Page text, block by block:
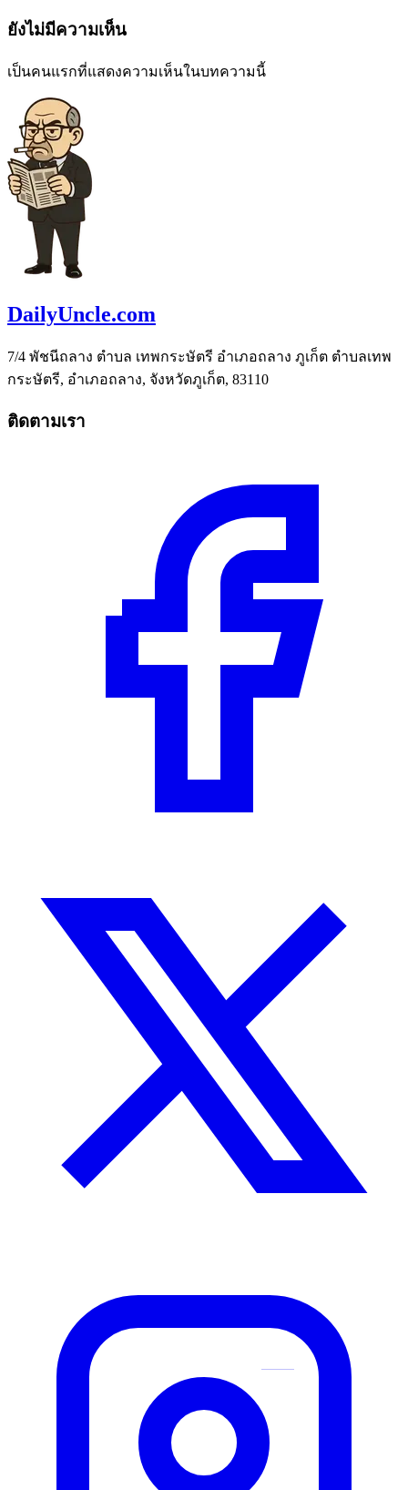
ยังไม่มีความเห็น
เป็นคนแรกที่แสดงความเห็นในบทความนี้
DailyUncle.com
7/4 พัชนีถลาง ตำบล เทพกระษัตรี อำเภอถลาง ภูเก็ต ตำบลเทพ
กระษัตรี, อำเภอถลาง, จังหวัดภูเก็ต, 83110
ติดตามเรา